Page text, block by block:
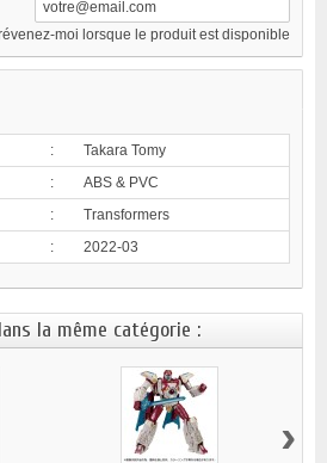
moi lorsque le produit est disponible
:
Takara Tomy
:
ABS & PVC
:
Transformers
: 2022-03
la même catégorie :
›